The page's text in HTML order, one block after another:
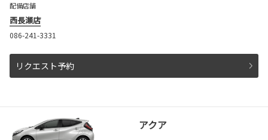
配備店舗
西長瀬店
086-241-3331
リクエスト予約
アクア